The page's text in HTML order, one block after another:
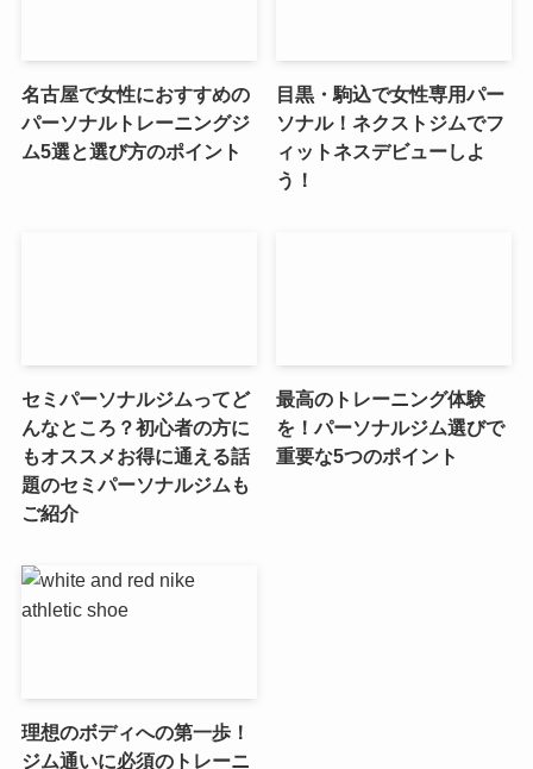
名古屋で女性におすすめの
パーソナルトレーニングジ
ム5選と選び方のポイント
目黒・駒込で女性専用パー
ソナル！ネクストジムでフ
ィットネスデビューしよ
う！
セミパーソナルジムってど
んなところ？初心者の方に
もオススメお得に通える話
題のセミパーソナルジムも
ご紹介
最高のトレーニング体験
を！パーソナルジム選びで
重要な5つのポイント
理想のボディへの第一歩！
ジム通いに必須のトレーニ